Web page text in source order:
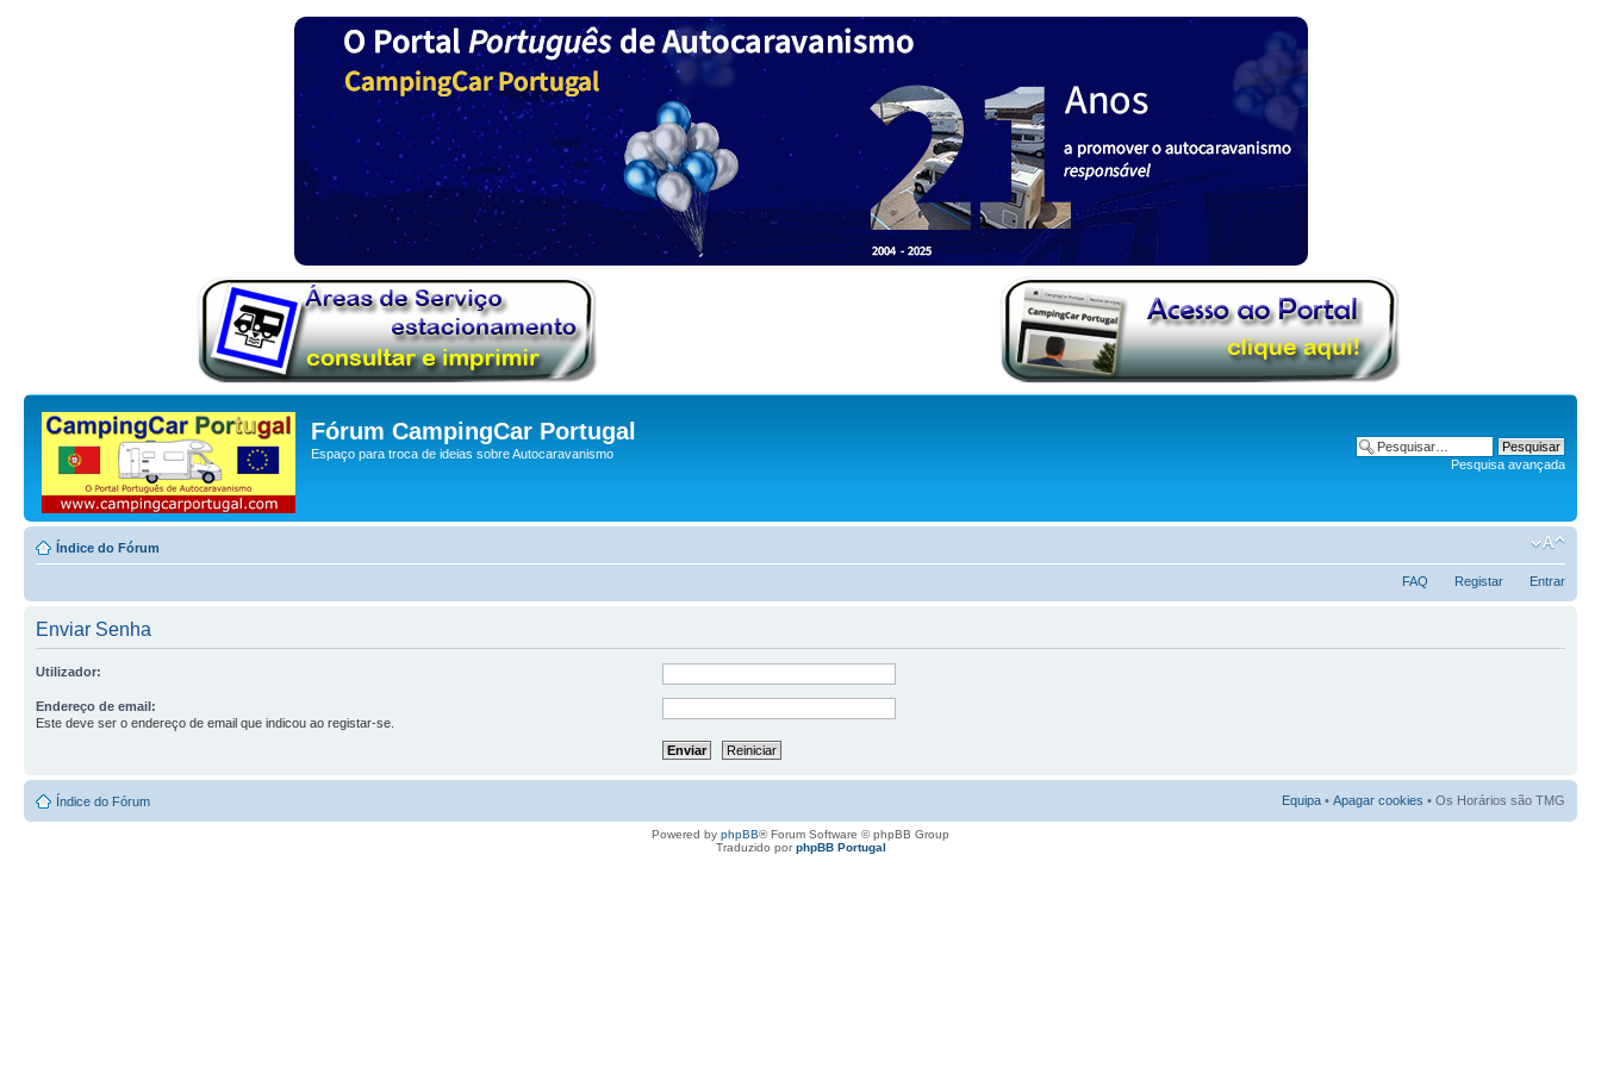
Fórum CampingCar Portugal
Espaço para troca de ideias sobre Autocaravanismo
Pesquisa avançada
Índice do Fórum
FAQ Registar Entrar
Enviar Senha
Utilizador:
Endereço de email:
Este deve ser o endereço de email que indicou ao registar-se.
Índice do Fórum Equipa • Apagar cookies • Os Horários são TMG
Powered by phpBB® Forum Software © phpBB Group
Traduzido porphpBB Portugal